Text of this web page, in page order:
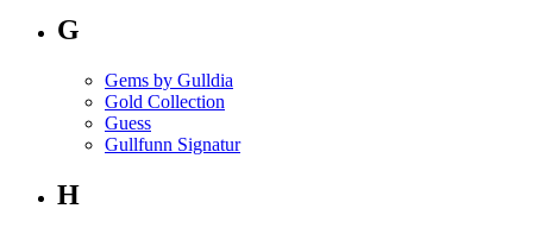
G
Gems by Gulldia
Gold Collection
Guess
Gullfunn Signatur
H